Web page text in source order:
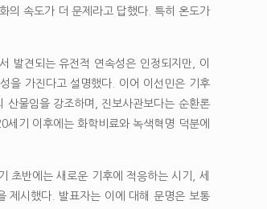
의 속도가 더 문제라고 답했다. 특히 온도가
발견되는 유전적 연속성은 인정되지만, 이
을 가진다고 설명했다. 이어 이선민은 기후
산물임을 강조하며, 진보사관보다는 순환론
기 이후에는 화학비료와 녹색혁명 덕분에
초반에는 새로운 기후에 적응하는 시기, 세
제시했다. 발표자는 이에 대해 문명은 보통